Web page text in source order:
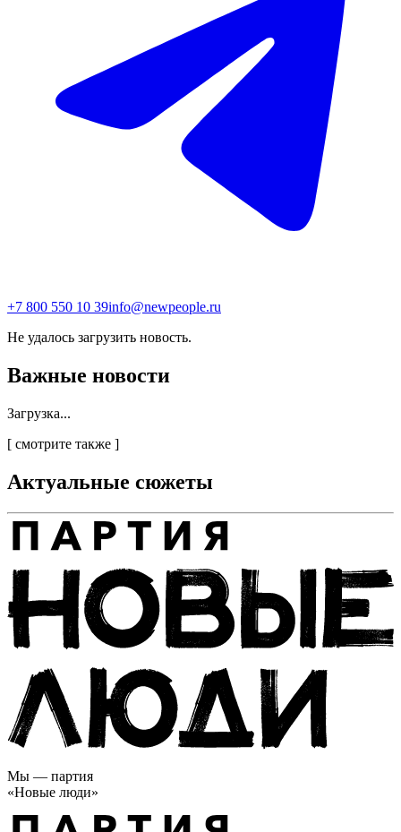
+7 800 550 10 39info@newpeople.ru
Не удалось загрузить новость.
Важные новости
Загрузка...
[ смотрите также ]
Актуальные сюжеты
Мы — партия
«Новые люди»